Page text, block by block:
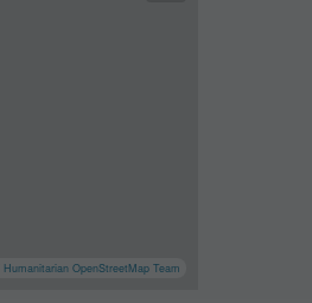
Humanitarian OpenStreetMap Team